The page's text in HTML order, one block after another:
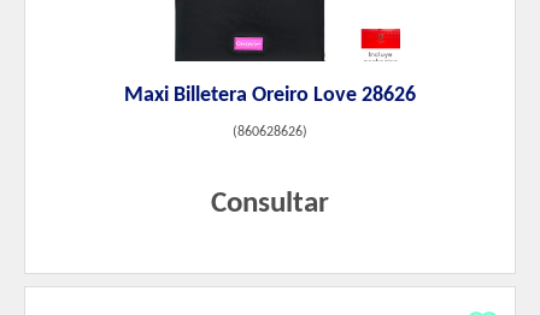
Maxi Billetera Oreiro Love 28626
(860628626)
Consultar